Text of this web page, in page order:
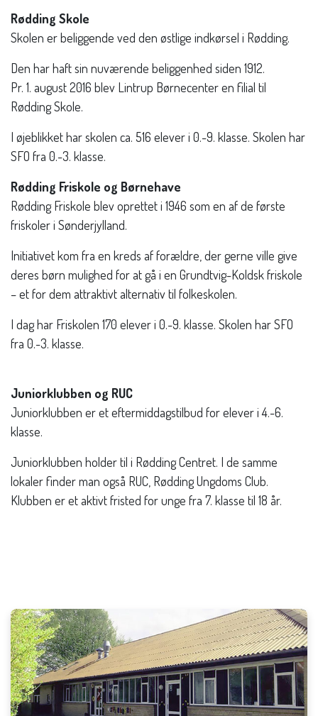
Rødding Skole
Skolen er beliggende ved den østlige indkørsel i Rødding.
Den har haft sin nuværende beliggenhed siden 1912.
Pr. 1. august 2016 blev Lintrup Børnecenter en filial til
Rødding Skole.
I øjeblikket har skolen ca. 516 elever i 0.-9. klasse. Skolen har
SFO fra 0.-3. klasse.
Rødding Friskole og Børnehave
Rødding Friskole blev oprettet i 1946 som en af de første
friskoler i Sønderjylland.
Initiativet kom fra en kreds af forældre, der gerne ville give
deres børn mulighed for at gå i en Grundtvig-Koldsk friskole
– et for dem attraktivt alternativ til folkeskolen.
I dag har Friskolen 170 elever i 0.-9. klasse. Skolen har SFO
fra 0.-3. klasse.
Juniorklubben og RUC
Juniorklubben er et eftermiddagstilbud for elever i 4.-6.
klasse.
Juniorklubben holder til i Rødding Centret. I de samme
lokaler finder man også RUC, Rødding Ungdoms Club.
Klubben er et aktivt fristed for unge fra 7. klasse til 18 år.